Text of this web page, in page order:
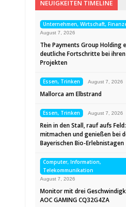
NEUIGKEITEN TIMELINE
Unternehmen, Wirtschaft,
August 7, 2026
The Payments Group Holding
deutliche Fortschritte bei ihren
Projekten
Essen, Trinken August 7, 2026
Mallorca am Elbstrand
Essen, Trinken August 7, 2026
Rein in den Stall, rauf aufs Feld:
mitmachen und genießen bei
Bayerischen Bio-Erlebnistagen
Computer, Information,
Telekommunikation
August 7, 2026
Monitor mit drei
AOC GAMING CQ32G4ZA